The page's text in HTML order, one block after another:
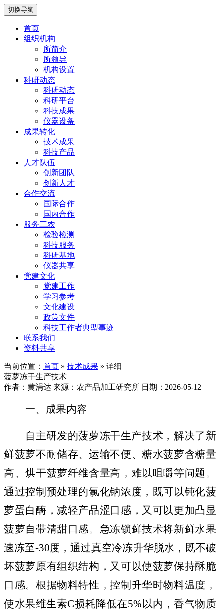
切换导航
首页
组织机构
所简介
所领导
机构设置
科研动态
科研动态
科研平台
科技成果
仪器设备
成果转化
技术成果
科技产品
人才队伍
创新团队
创新人才
合作交流
国际合作
国内合作
服务三农
检验检测
科技服务
科研基地
仪器共享
党建文化
党建工作
学习参考
文化建设
政策文件
科技工作者典型事迹
联系我们
资料共享
当前位置： 首页 » 技术成果 » 详细
菠萝冻干生产技术
作者：黄涓达 来源：农产品加工研究所 日期：2026-05-12
一、成果内容
自主研发的菠萝冻干生产技术，解决了新
鲜菠萝不耐储存、运输不便、糖水菠萝含糖量
高、烘干菠萝纤维含量高，难以咀嚼等问题。
通过控制预处理的氯化钠浓度，既可以钝化菠
萝蛋白酶，减轻产品涩口感，又可以更加凸显
菠萝自带清甜口感。急冻锁鲜技术将新鲜水果
速冻至-30度，通过真空冷冻升华脱水，既不破
坏菠萝原有组织结构，又可以使菠萝保持酥脆
口感。根据物料特性，控制升华时物料温度，
使水果维生素C损耗降低在5% 以内，香气物质